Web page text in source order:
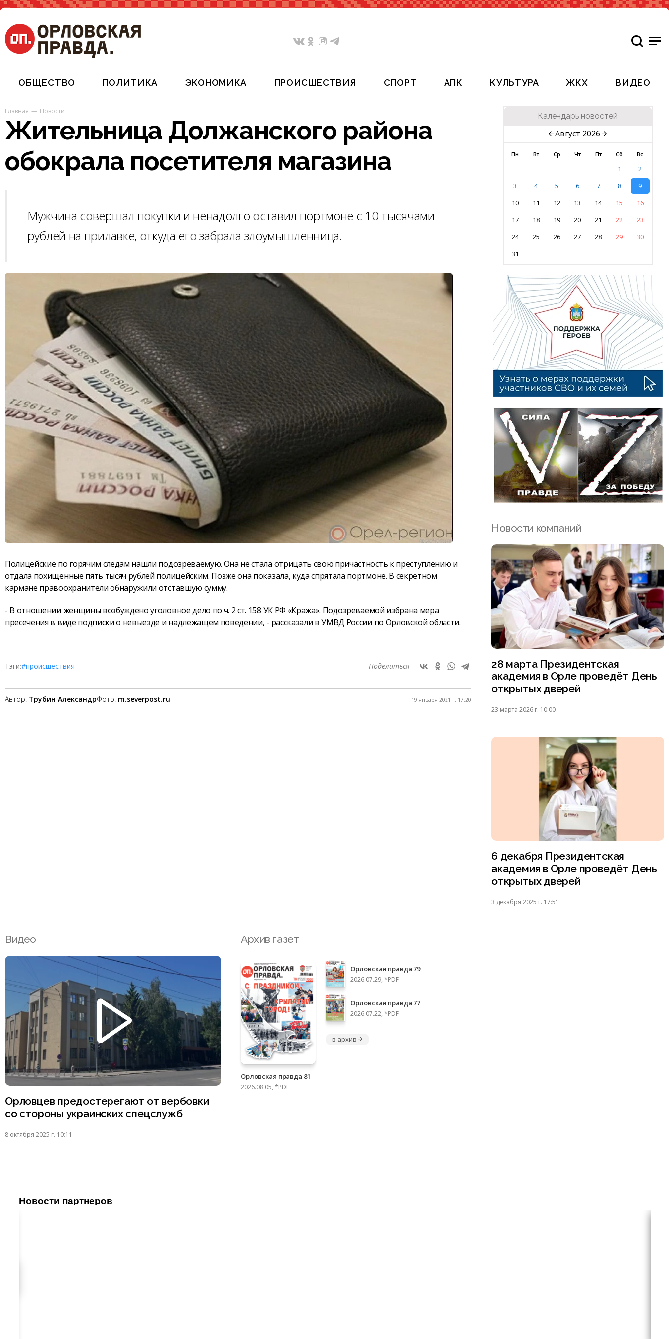
ОБЩЕСТВО ПОЛИТИКА ЭКОНОМИКА ПРОИСШЕСТВИЯ СПОРТ АПК КУЛЬТУРА ЖКХ ВИДЕО
Главная Новости
Жительница Должанского района
обокрала посетителя магазина
Мужчина совершал покупки и ненадолго оставил портмоне с 10 тысячами
рублей на прилавке, откуда его забрала злоумышленница.
Полицейские по горячим следам нашли подозреваемую. Она не стала отрицать свою причастность к преступлению и
отдала похищенные пять тысяч рублей полицейским. Позже она показала, куда спрятала портмоне. В секретном
кармане правоохранители обнаружили отставшую сумму.
- В отношении женщины возбуждено уголовное дело по ч. 2 ст. 158 УК РФ «Кража». Подозреваемой избрана мера
пресечения в виде подписки о невыезде и надлежащем поведении, - рассказали в УМВД России по Орловской области.
Тэги:#происшествия Поделиться —
Автор: Трубин АлександрФото: m.severpost.ru 19 января 2021 г. 17:20
Календарь новостей
Август 2026
Пн Вт Ср Чт Пт Сб Вс
1
2
3
4 5 6 7 8
9
10
11 12 13 14 15
16
17
18 19 20 21 22
23
24
25 26 27 28 29
30
31
Новости компаний
28 марта Президентская
академия в Орле проведёт День
открытых дверей
23 марта 2026 г. 10:00
6 декабря Президентская
академия в Орле проведёт День
открытых дверей
3 декабря 2025 г. 17:51
Видео
Орловцев предостерегают от вербовки
со стороны украинских спецслужб
8 октября 2025 г. 10:11
Архив газет
Орловская правда 81
2026.08.05, *PDF
Орловская правда 79
2026.07.29, *PDF
Орловская правда 77
2026.07.22, *PDF
в архив
Новости партнеров